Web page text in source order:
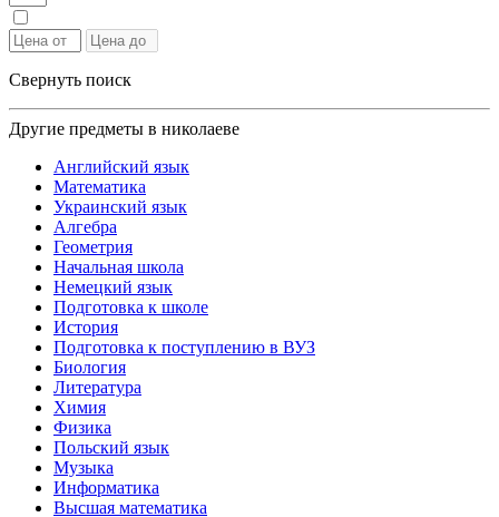
Свернуть поиск
Другие предметы в николаеве
Английский язык
Математика
Украинский язык
Алгебра
Геометрия
Начальная школа
Немецкий язык
Подготовка к школе
История
Подготовка к поступлению в ВУЗ
Биология
Литература
Химия
Физика
Польский язык
Музыка
Информатика
Высшая математика